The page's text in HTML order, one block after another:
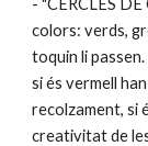
- "CERCLES
colors: verds,
toquin li
si és vermell
recolzament, si
creativitat de